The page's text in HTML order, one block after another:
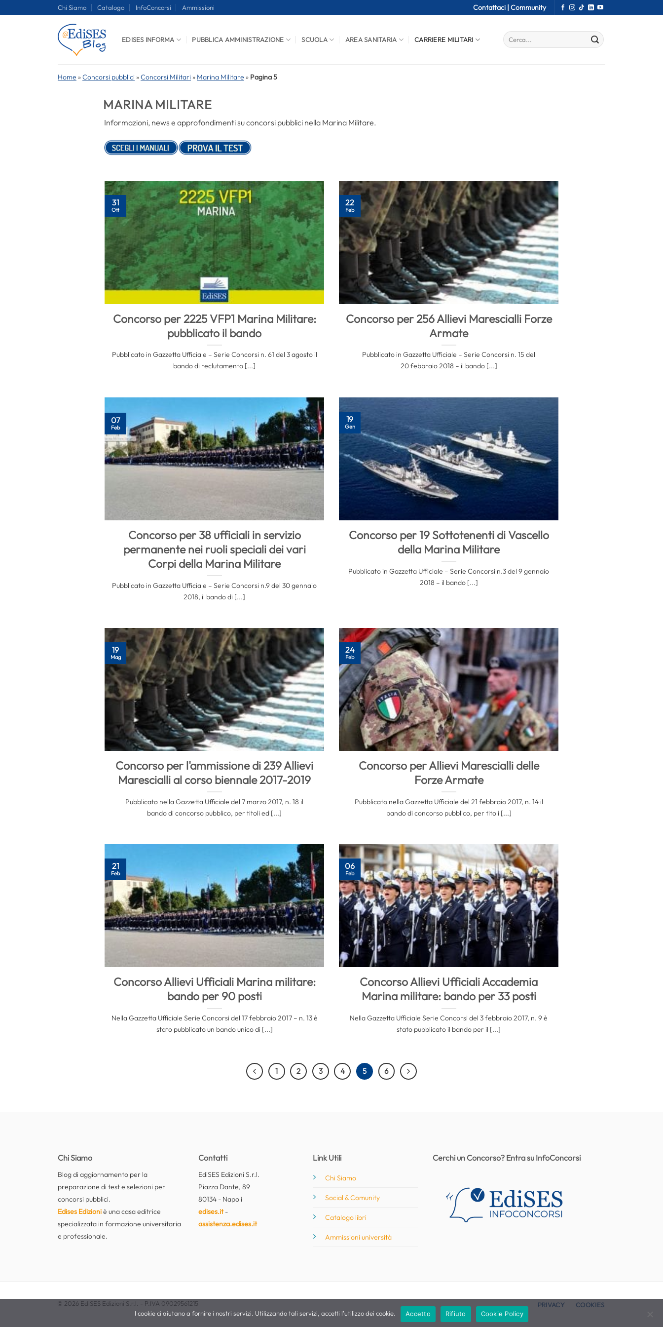
Chi Siamo Catalogo InfoConcorsi Ammissioni Contattaci | Community
EDISES INFORMA PUBBLICA AMMINISTRAZIONE SCUOLA AREA SANITARIA CARRIERE MILITARI
Home »Concorsi pubblici »Concorsi Militari » Marina Militare » Pagina 5
MARINA MILITARE
Informazioni, news e approfondimenti su concorsi pubblici nella Marina Militare.
Concorso per 2225 VFP1 Marina Militare:
pubblicato il bando
Pubblicato in Gazzetta Ufficiale – Serie Concorsi n. 61 del 3 agosto il
bando di reclutamento [...]
31
Ott
Concorso per 256 Allievi Marescialli Forze
Armate
Pubblicato in Gazzetta Ufficiale – Serie Concorsi n. 15 del
20 febbraio 2018 – il bando [...]
22
Feb
Concorso per 38 ufficiali in servizio
permanente nei ruoli speciali dei vari
Corpi della Marina Militare
Pubblicato in Gazzetta Ufficiale – Serie Concorsi n.9 del 30 gennaio
2018, il bando di [...]
07
Feb
Concorso per 19 Sottotenenti di Vascello
della Marina Militare
Pubblicato in Gazzetta Ufficiale – Serie Concorsi n.3 del 9 gennaio
2018 – il bando [...]
19
Gen
Concorso per l'ammissione di 239 Allievi
Marescialli al corso biennale 2017-2019
Pubblicato nella Gazzetta Ufficiale del 7 marzo 2017, n. 18 il
bando di concorso pubblico, per titoli ed [...]
19
Mag
Concorso per Allievi Marescialli delle
Forze Armate
Pubblicato nella Gazzetta Ufficiale del 21 febbraio 2017, n. 14 il
bando di concorso pubblico, per titoli [...]
24
Feb
Concorso Allievi Ufficiali Marina militare:
bando per 90 posti
Nella Gazzetta Ufficiale Serie Concorsi del 17 febbraio 2017 – n. 13 è
stato pubblicato un bando unico di [...]
21
Feb
Concorso Allievi Ufficiali Accademia
Marina militare: bando per 33 posti
Nella Gazzetta Ufficiale Serie Concorsi del 3 febbraio 2017, n. 9 è
stato pubblicato il bando per il [...]
06
Feb
1 2 3 4 5 6
Chi Siamo
Blog di aggiornamento per la
preparazione di test e selezioni per
concorsi pubblici.
Edises Edizioniè una casa editrice
specializzata in formazione universitaria
e professionale.
Contatti
EdiSES Edizioni S.r.l.
Piazza Dante, 89
80134 - Napoli
edises.it-
assistenza.edises.it
Link Utili
Chi Siamo
Social & Comunity
Catalogo libri
Ammissioni università
Cerchi un Concorso? Entra su InfoConcorsi
© 2026 EdiSES Edizioni S.r.l. - P.IVA 09029561215 PRIVACY
COOKIES
I cookie ci aiutano a fornire i nostri servizi. Utilizzando tali servizi, accetti l'utilizzo dei cookie.
Accetto Rifiuto Cookie Policy